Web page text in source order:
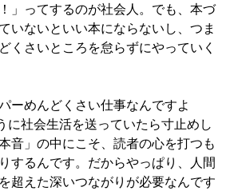
」ってするのが社会人。でも、本づ
いないといい本にならないし、つま
くさいところを怠らずにやっていく
ーめんどくさい仕事なんですよ
に社会生活を送っていたら寸止めし
音」の中にこそ、読者の心を打つも
するんです。だからやっぱり、人間
超えた深いつながりが必要なんです